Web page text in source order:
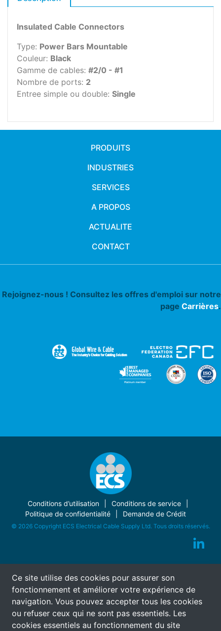
Insulated Cable Connectors
Type: Power Bars Mountable
Couleur: Black
Gamme de cables: #2/0 - #1
Nombre de ports: 2
Entree simple ou double: Single
Ce site utilise des cookies pour assurer son
fonctionnement et améliorer votre expérience de
navigation. Vous pouvez accepter tous les cookies
ou refuser ceux qui ne sont pas essentiels. Les
cookies essentiels au fonctionnement du site
PRODUITS
INDUSTRIES
SERVICES
A PROPOS
ACTUALITE
CONTACT
Rejoignez-nous ! Consultez les offres d'emploi sur notre
page Carrières.
Conditions d’utilisation
Conditions de service
Politique de confidentialité
Demande de Crédit
© 2026 Copyright ECS Electrical Cable Supply Ltd. Tous droits réservés.